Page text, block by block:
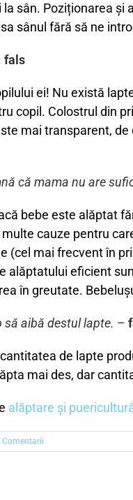
sân. Poziționarea
sânul fără să ne
fals
ei! Nu există
copil. Colostrul din
mai transparent,
că mama nu are
bebe este alăptat
cauze pentru
(cel mai frecvent în
alăptatului eficient
în greutate.
să aibă destul lapte. –
de lapte
mai des, dar
alăptare și
Comentarii